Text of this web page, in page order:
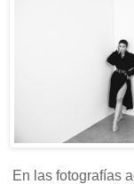
En las fotografías